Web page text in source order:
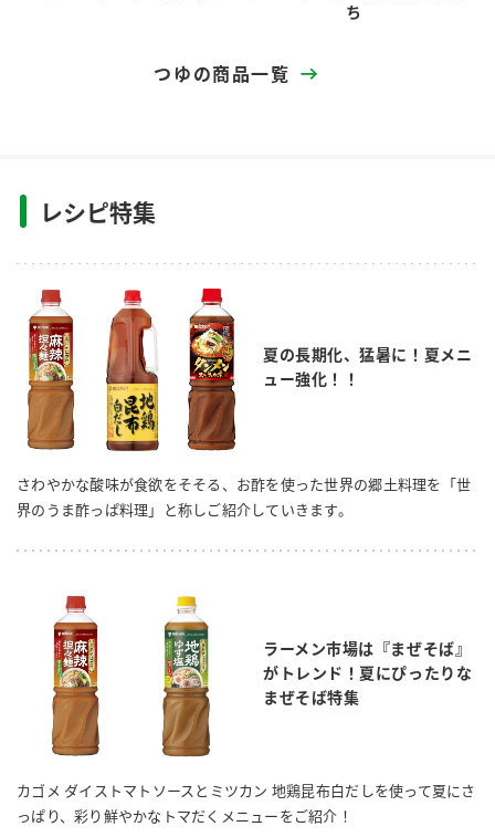
ち
つゆの商品一覧
レシピ特集
夏の長期化、猛暑に！夏メニ
ュー強化！！
さわやかな酸味が食欲をそそる、お酢を使った世界の郷土料理を「世
界のうま酢っぱ料理」と称しご紹介していきます。
ラーメン市場は『まぜそば』
がトレンド！夏にぴったりな
まぜそば特集
カゴメ ダイストマトソースとミツカン 地鶏昆布白だしを使って夏にさ
っぱり、彩り鮮やかなトマだくメニューをご紹介！